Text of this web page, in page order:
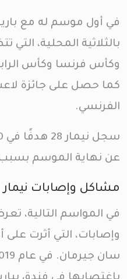
في أول موسم له مع
بالثلاثية المحلية،
كما حصل على جائزة
الفرنسي.
عن نهاية الموسم
مشاكل وإصابات نيمار
في المواسم التالية،
وإصابات، التي أثرت على